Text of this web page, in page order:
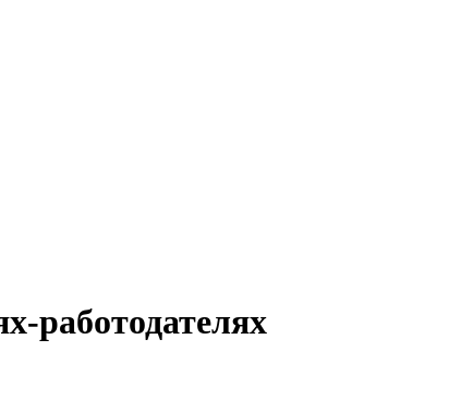
работодателях